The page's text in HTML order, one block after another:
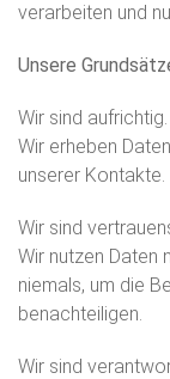
verarbeiten und
Unsere
Wir sind aufrichtig.
Wir erheben
unserer Kontakte.
Wir sind
Wir nutzen Daten
niemals, um die
benachteiligen.
Wir sind